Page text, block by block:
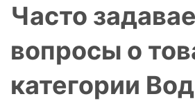
Часто
вопросы о
категории